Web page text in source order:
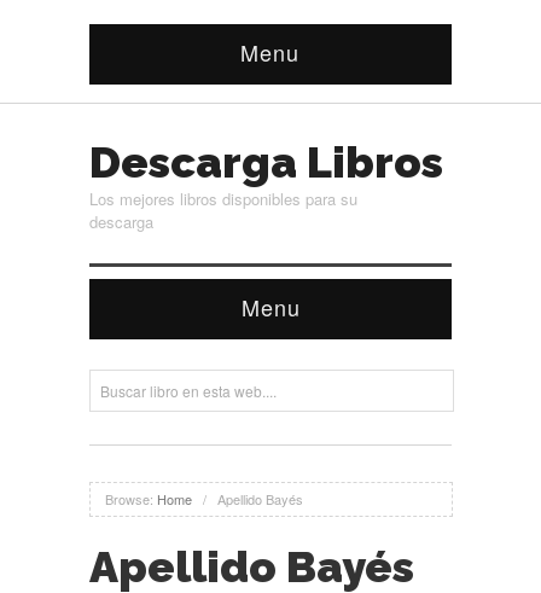
Menu
Descarga Libros
Los mejores libros disponibles para su
descarga
Menu
Browse: Home / Apellido Bayés
Apellido Bayés